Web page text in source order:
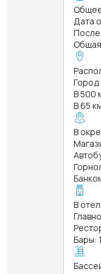
Дата
Город
В 500
В 65
В
В
Бары: 1